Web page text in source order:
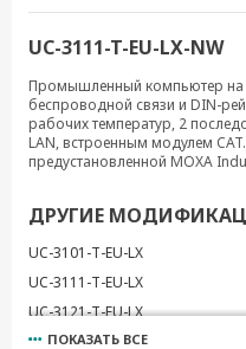
UC-3111-T-EU-LX-NW
Промышленный компьютер на
беспроводной связи и DIN-
рабочих температур, 2
LAN, встроенным модулем
предустановленной MOXA
ДРУГИЕ
UC-3101-T-EU-LX
UC-3111-T-EU-LX
UC-3121-T-EU-LX
ПОКАЗАТЬ ВСЕ